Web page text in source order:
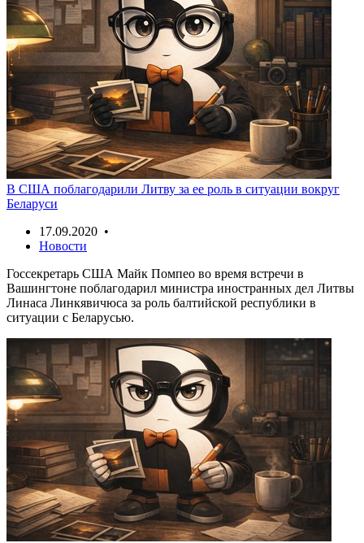
В США поблагодарили Литву за ее роль в ситуации вокруг
Беларуси
17.09.2020 •
Новости
Госсекретарь США Майк Помпео во время встречи в
Вашингтоне поблагодарил министра иностранных дел Литвы
Линаса Линкявичюса за роль балтийской республики в
ситуации с Беларусью.